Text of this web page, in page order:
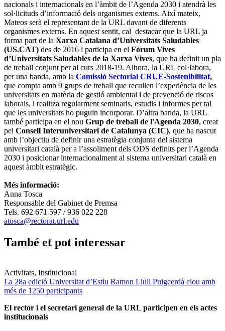
nacionals i internacionals en l’àmbit de l’Agenda 2030 i atendrà les
sol·licituds d’informació dels organismes externs. Així mateix,
Mateos serà el representant de la URL davant de diferents
organismes externs. En aquest sentit, cal destacar que la URL ja
forma part de la Xarxa Catalana d’Universitats Saludables
(US.CAT) des de 2016 i participa en el Fòrum Vives
d’Universitats Saludables de la Xarxa Vives, que ha definit un pla
de treball conjunt per al curs 2018-19. Alhora, la URL col·labora,
per una banda, amb la Comissió Sectorial CRUE-Sostenibilitat,
que compta amb 9 grups de treball que recullen l’experiència de les
universitats en matèria de gestió ambiental i de prevenció de riscos
laborals, i realitza regularment seminaris, estudis i informes per tal
que les universitats ho puguin incorporar. D’altra banda, la URL
també participa en el nou Grup de treball de l'Agenda 2030, creat
pel Consell Interuniversitari de Catalunya (CIC), que ha nascut
amb l’objectiu de definir una estratègia conjunta del sistema
universitari català per a l’assoliment dels ODS definits per l’Agenda
2030 i posicionar internacionalment al sistema universitari català en
aquest àmbit estratègic.
Més informació:
Anna Tosca
Responsable del Gabinet de Premsa
Tels. 692 671 597 / 936 022 228
atosca@rectorat.url.edu
També et pot interessar
Activitats, Institucional
La 28a edició Universitat d’Estiu Ramon Llull Puigcerdà clou amb
més de 1250 participants
El rector i el secretari general de la URL participen en els actes
institucionals